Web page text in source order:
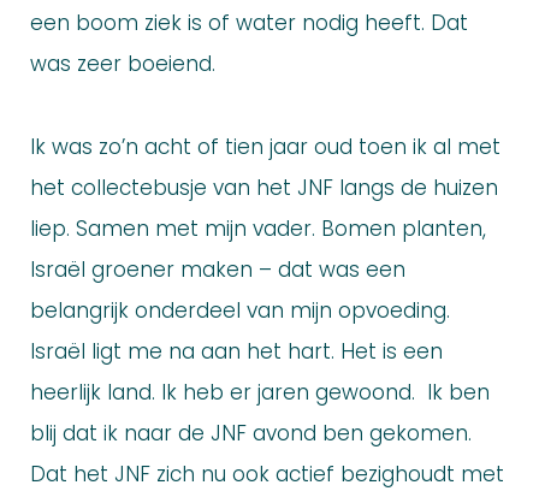
een boom ziek is of water nodig heeft. Dat
was zeer boeiend.
Ik was zo’n acht of tien jaar oud toen ik al met
het collectebusje van het JNF langs de huizen
liep. Samen met mijn vader. Bomen planten,
Israël groener maken – dat was een
belangrijk onderdeel van mijn opvoeding.
Israël ligt me na aan het hart. Het is een
heerlijk land. Ik heb er jaren gewoond. Ik ben
blij dat ik naar de JNF avond ben gekomen.
Dat het JNF zich nu ook actief bezighoudt met